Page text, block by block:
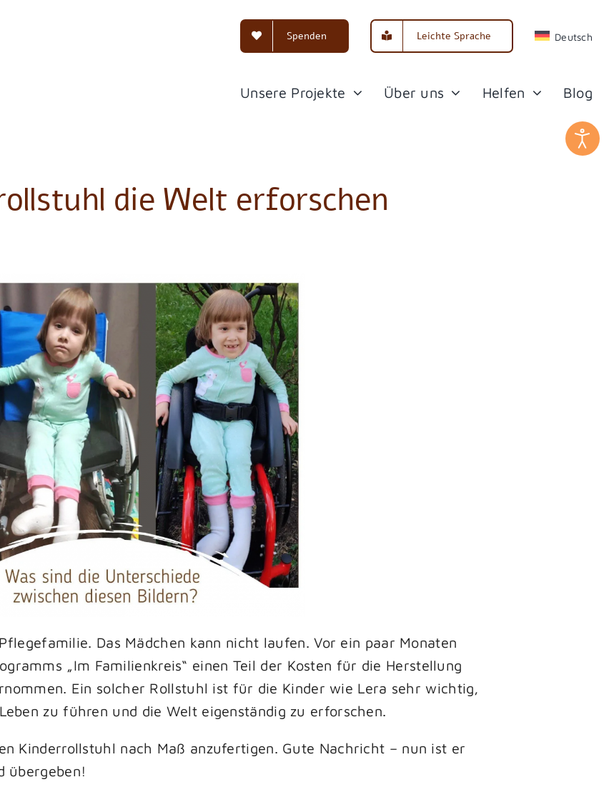
Spenden Leichte Sprache Deutsch
Unsere Projekte Über uns Helfen Blog
die Welt erforschen
Das Mädchen kann nicht laufen. Vor ein paar Monaten
„Im Familienkreis“ einen Teil der Kosten für die Herstellung
Ein solcher Rollstuhl ist für die Kinder wie Lera sehr wichtig,
zu führen und die Welt eigenständig zu erforschen.
Kinderrollstuhl nach Maß anzufertigen. Gute Nachricht – nun ist er
übergeben!